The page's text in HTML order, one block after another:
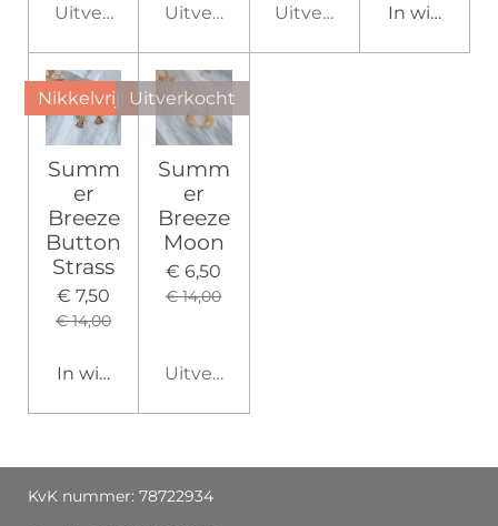
Uitverkocht Uitverkocht Uitverkocht In
Nikkelvrij!
Summ
er
Breeze
Button
Strass
€ 7,50
€ 14,00
In winkelwagen
Uitverkocht
Summ
er
Breeze
Moon
€ 6,50
€ 14,00
Uitverkocht
KvK nummer: 78722934